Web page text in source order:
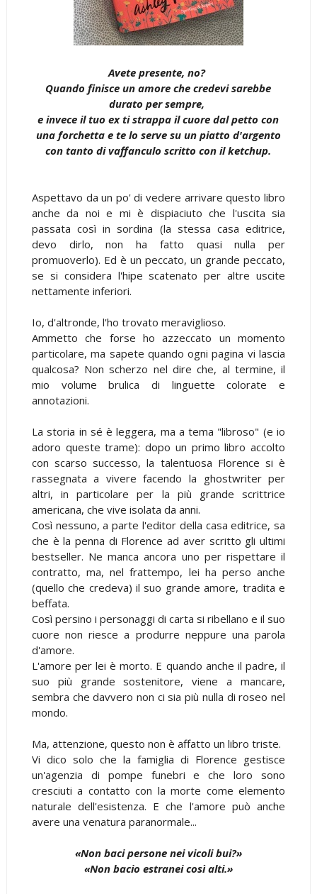
Avete presente, no?
Quando finisce un amore che credevi sarebbe
durato per sempre,
e invece il tuo ex ti strappa il cuore dal petto con
una forchetta e te lo serve su un piatto d'argento
con tanto di vaffanculo scritto con il ketchup.
Aspettavo da un po' di vedere arrivare questo libro
anche da noi e mi è dispiaciuto che l'uscita sia
passata così in sordina (la stessa casa editrice,
devo dirlo, non ha fatto quasi nulla per
promuoverlo). Ed è un peccato, un grande peccato,
se si considera l'hipe scatenato per altre uscite
nettamente inferiori.
Io, d'altronde, l'ho trovato meraviglioso.
Ammetto che forse ho azzeccato un momento
particolare, ma sapete quando ogni pagina vi lascia
qualcosa? Non scherzo nel dire che, al termine, il
mio volume brulica di linguette colorate e
annotazioni.
La storia in sé è leggera, ma a tema "libroso" (e io
adoro queste trame): dopo un primo libro accolto
con scarso successo, la talentuosa Florence si è
rassegnata a vivere facendo la ghostwriter per
altri, in particolare per la più grande scrittrice
americana, che vive isolata da anni.
Così nessuno, a parte l'editor della casa editrice, sa
che è la penna di Florence ad aver scritto gli ultimi
bestseller. Ne manca ancora uno per rispettare il
contratto, ma, nel frattempo, lei ha perso anche
(quello che credeva) il suo grande amore, tradita e
beffata.
Così persino i personaggi di carta si ribellano e il suo
cuore non riesce a produrre neppure una parola
d'amore.
L'amore per lei è morto. E quando anche il padre, il
suo più grande sostenitore, viene a mancare,
sembra che davvero non ci sia più nulla di roseo nel
mondo.
Ma, attenzione, questo non è affatto un libro triste.
Vi dico solo che la famiglia di Florence gestisce
un'agenzia di pompe funebri e che loro sono
cresciuti a contatto con la morte come elemento
naturale dell'esistenza. E che l'amore può anche
avere una venatura paranormale...
«Non baci persone nei vicoli bui?»
«Non bacio estranei così alti.»